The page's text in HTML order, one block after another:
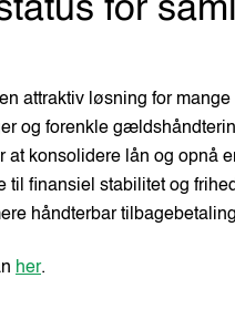
for
attraktiv løsning for
og forenkle
at konsolidere lån og opnå
til finansiel stabilitet og
håndterbar
her.